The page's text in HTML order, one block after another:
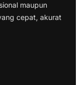
maupun
cepat, akurat